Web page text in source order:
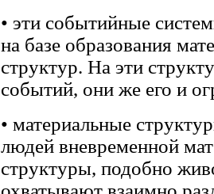
• эти событийные
на базе образования
структур. На эти
событий, они же его и
• материальные
людей вневременной
структуры, подобно